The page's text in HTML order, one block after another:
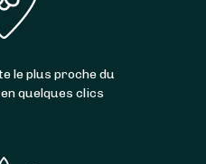
le plus proche du
quelques clics